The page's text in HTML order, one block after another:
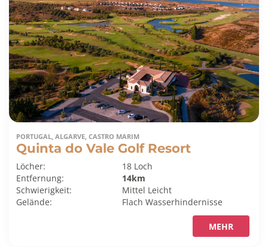
PORTUGAL, ALGARVE, CASTRO MARIM
Quinta do Vale Golf Resort
Löcher:
18 Loch
Entfernung:
14km
Schwierigkeit:
Mittel Leicht
Gelände:
FlachWasserhindernisse
MEHR